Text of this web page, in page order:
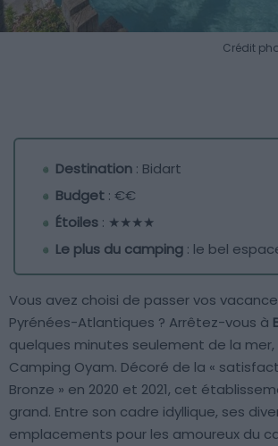
Crédit
Destination : Bidart
Budget : €€
Étoiles : ★★★★
Le plus du camping : le bel
Vous avez choisi de passer vos
Pyrénées-Atlantiques ? Arrêtez-vous à
quelques minutes seulement de la
Camping Oyam. Décoré de la «
Bronze » en 2020 et 2021, cet
grand. Entre son cadre idyllique, ses
emplacements pour les amoureux du